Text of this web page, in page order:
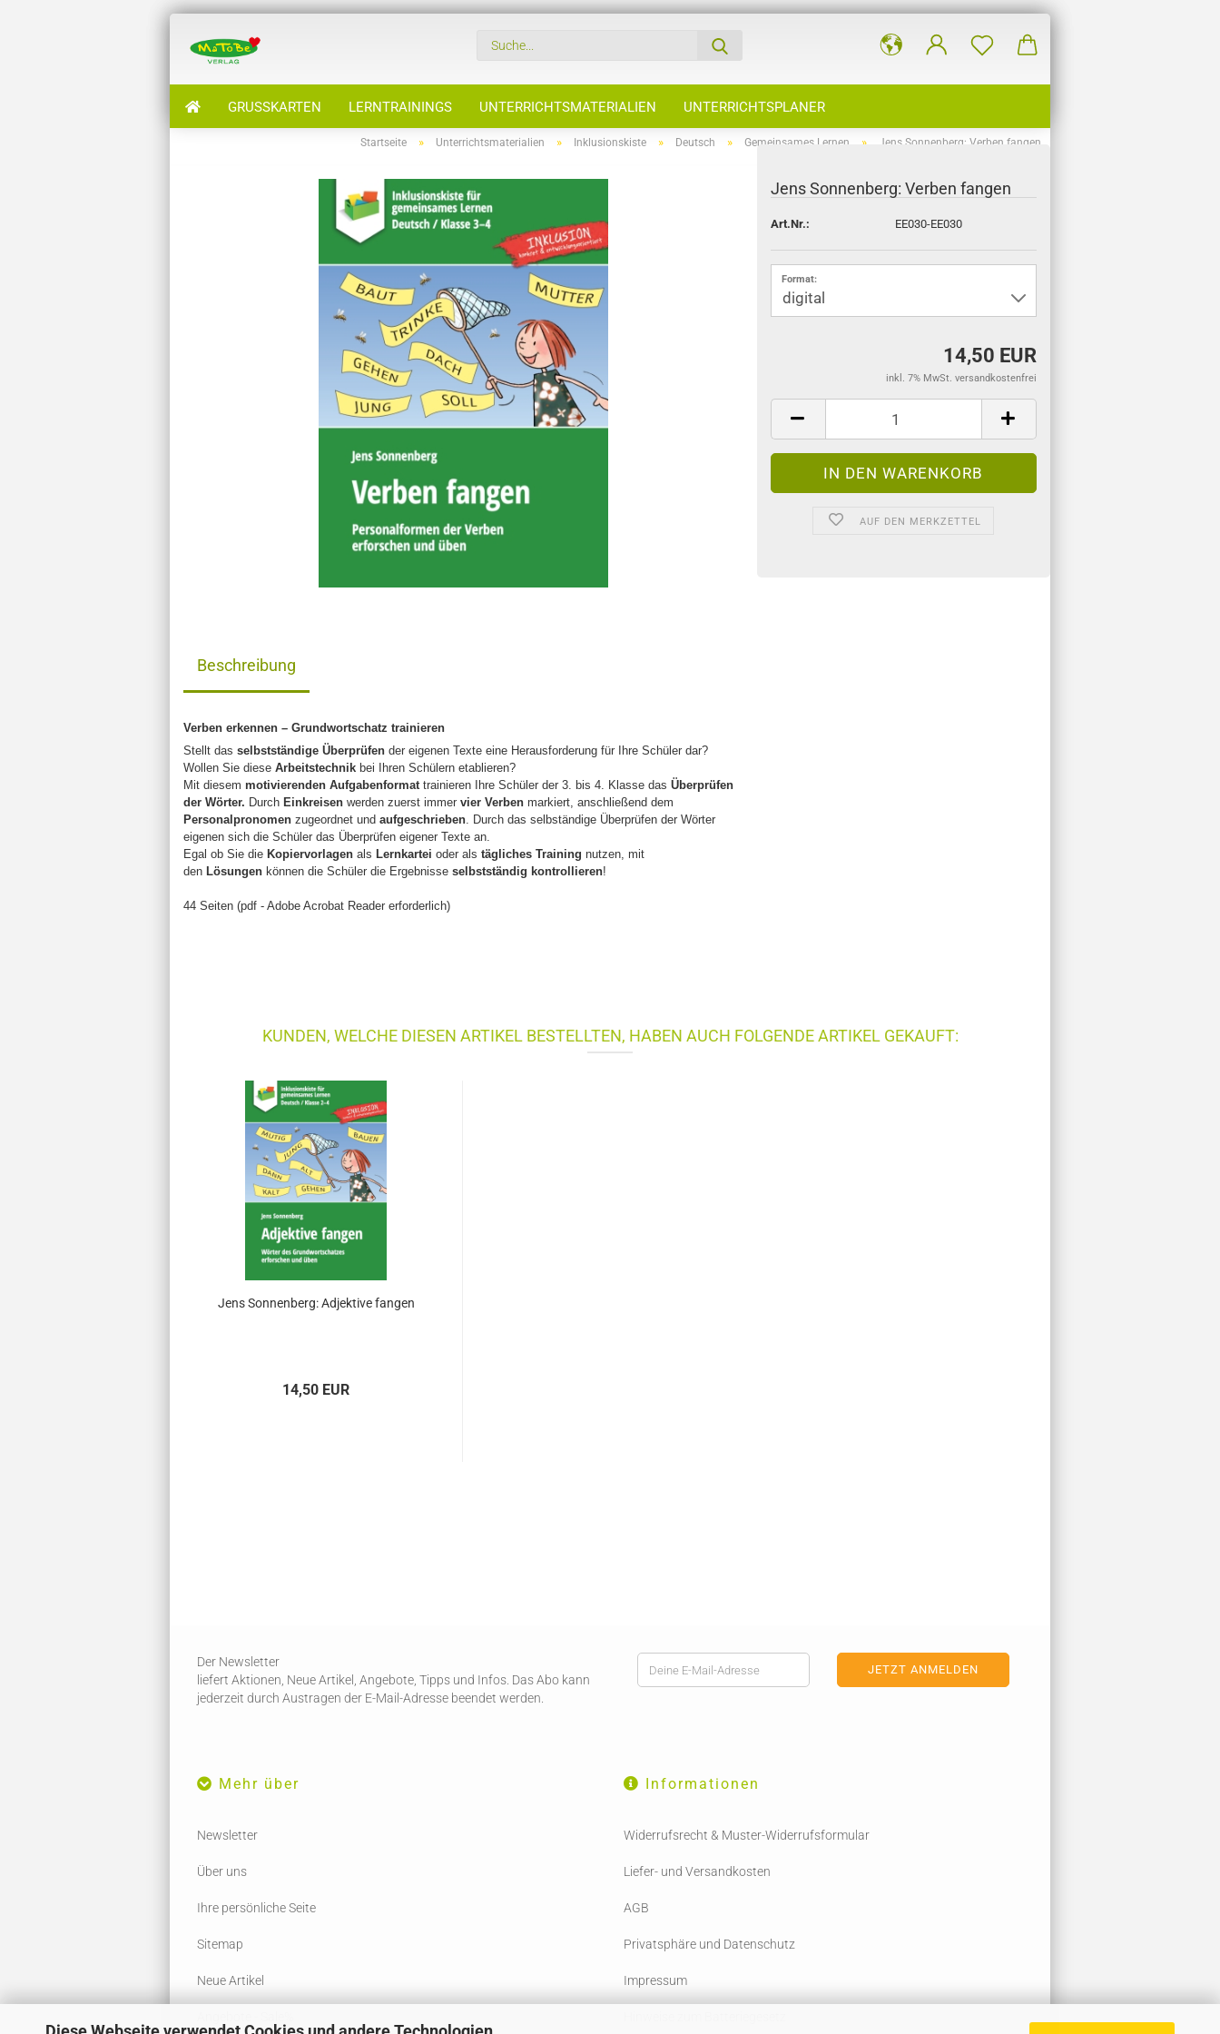
GRUSSKARTEN LERNTRAININGS UNTERRICHTSMATERIALIEN UNTERRICHTSPLANER
Startseite » Unterrichtsmaterialien » Inklusionskiste » Deutsch » Gemeinsames Lernen » Jens Sonnenberg: Verben fangen
Jens Sonnenberg: Verben fangen
Art.Nr.: EE030-EE030
Format:
14,50 EUR
inkl. 7% MwSt. versandkostenfrei
AUF DEN MERKZETTEL
Beschreibung
Verben erkennen – Grundwortschatz trainieren
Stellt das selbstständige Überprüfen der eigenen Texte eine Herausforderung für Ihre Schüler dar?
Wollen Sie diese Arbeitstechnik bei Ihren Schülern etablieren?
Mit diesem motivierenden Aufgabenformattrainieren Ihre Schüler der 3. bis 4. Klasse das Überprüfen
der Wörter. Durch Einkreisen werden zuerst immer vier Verben markiert, anschließend dem
Personalpronomen zugeordnet und aufgeschrieben. Durch das selbständige Überprüfen der Wörter
eigenen sich die Schüler das Überprüfen eigener Texte an.
Egal ob Sie die Kopiervorlagen als Lernkartei oder als tägliches Training nutzen, mit
den Lösungen können die Schüler die Ergebnisse selbstständig kontrollieren!
44 Seiten (pdf - Adobe Acrobat Reader erforderlich)
KUNDEN, WELCHE DIESEN ARTIKEL BESTELLTEN, HABEN AUCH FOLGENDE ARTIKEL GEKAUFT:
Jens Sonnenberg: Adjektive fangen
14,50 EUR
Der Newsletter
liefert Aktionen, Neue Artikel, Angebote, Tipps und Infos. Das Abo kann
jederzeit durch Austragen der E-Mail-Adresse beendet werden.
Mehr über
Newsletter
Über uns
Ihre persönliche Seite
Sitemap
Neue Artikel
Informationen
Widerrufsrecht & Muster-Widerrufsformular
Liefer- und Versandkosten
AGB
Privatsphäre und Datenschutz
Impressum